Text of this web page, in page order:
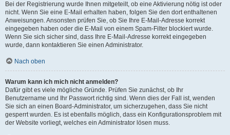
Bei der Registrierung wurde Ihnen mitgeteilt, ob eine Aktivierung nötig ist oder
nicht. Wenn Sie eine E-Mail erhalten haben, folgen Sie den dort enthaltenen
Anweisungen. Ansonsten prüfen Sie, ob Sie Ihre E-Mail-Adresse korrekt
eingegeben haben oder die E-Mail von einem Spam-Filter blockiert wurde.
Wenn Sie sich sicher sind, dass Ihre E-Mail-Adresse korrekt eingegeben
wurde, dann kontaktieren Sie einen Administrator.
Nach oben
Warum kann ich mich nicht anmelden?
Dafür gibt es viele mögliche Gründe. Prüfen Sie zunächst, ob Ihr
Benutzername und Ihr Passwort richtig sind. Wenn dies der Fall ist, wenden
Sie sich an einen Board-Administrator, um sicherzugehen, dass Sie nicht
gesperrt wurden. Es ist ebenfalls möglich, dass ein Konfigurationsproblem mit
der Website vorliegt, welches ein Administrator lösen muss.